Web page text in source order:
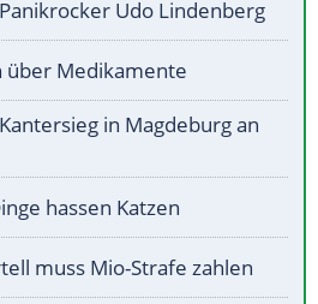
Udo Lindenberg
Medikamente
in Magdeburg an
hassen Katzen
muss Mio-Strafe zahlen